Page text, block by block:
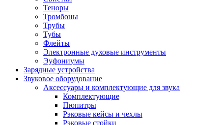
Теноры
Тромбоны
Трубы
Тубы
Флейты
Электронные духовые инструменты
Эуфониумы
Зарядные устройства
Звуковое оборудование
Аксессуары и комплектующие для звука
Комплектующие
Пюпитры
Рэковые кейсы и чехлы
Рэковые стойки